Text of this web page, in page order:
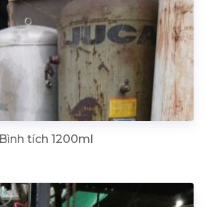
Bình tích 1200ml